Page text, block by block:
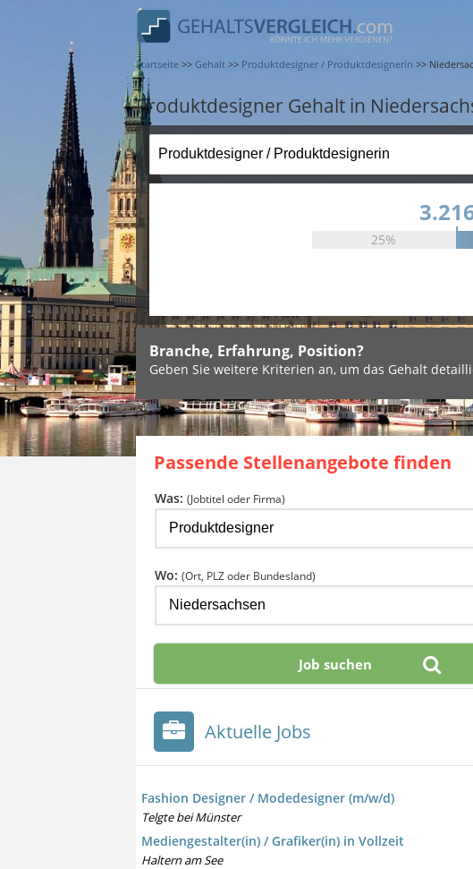
Startseite >> Gehalt >> Produktdesigner / Produktdesignerin >>
Produktdesigner Gehalt in
25%
Branche, Erfahrung, Position?
Geben Sie weitere Kriterien an, um das Gehalt
Passende Stellenangebote finden
Was: (Jobtitel oder Firma)
Wo: (Ort, PLZ oder Bundesland)
Aktuelle Jobs
Fashion Designer / Modedesigner (m/w/d)
Telgte bei Münster
Mediengestalter(in) / Grafiker(in) in Vollzeit
Haltern am See